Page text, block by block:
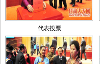
代表投票